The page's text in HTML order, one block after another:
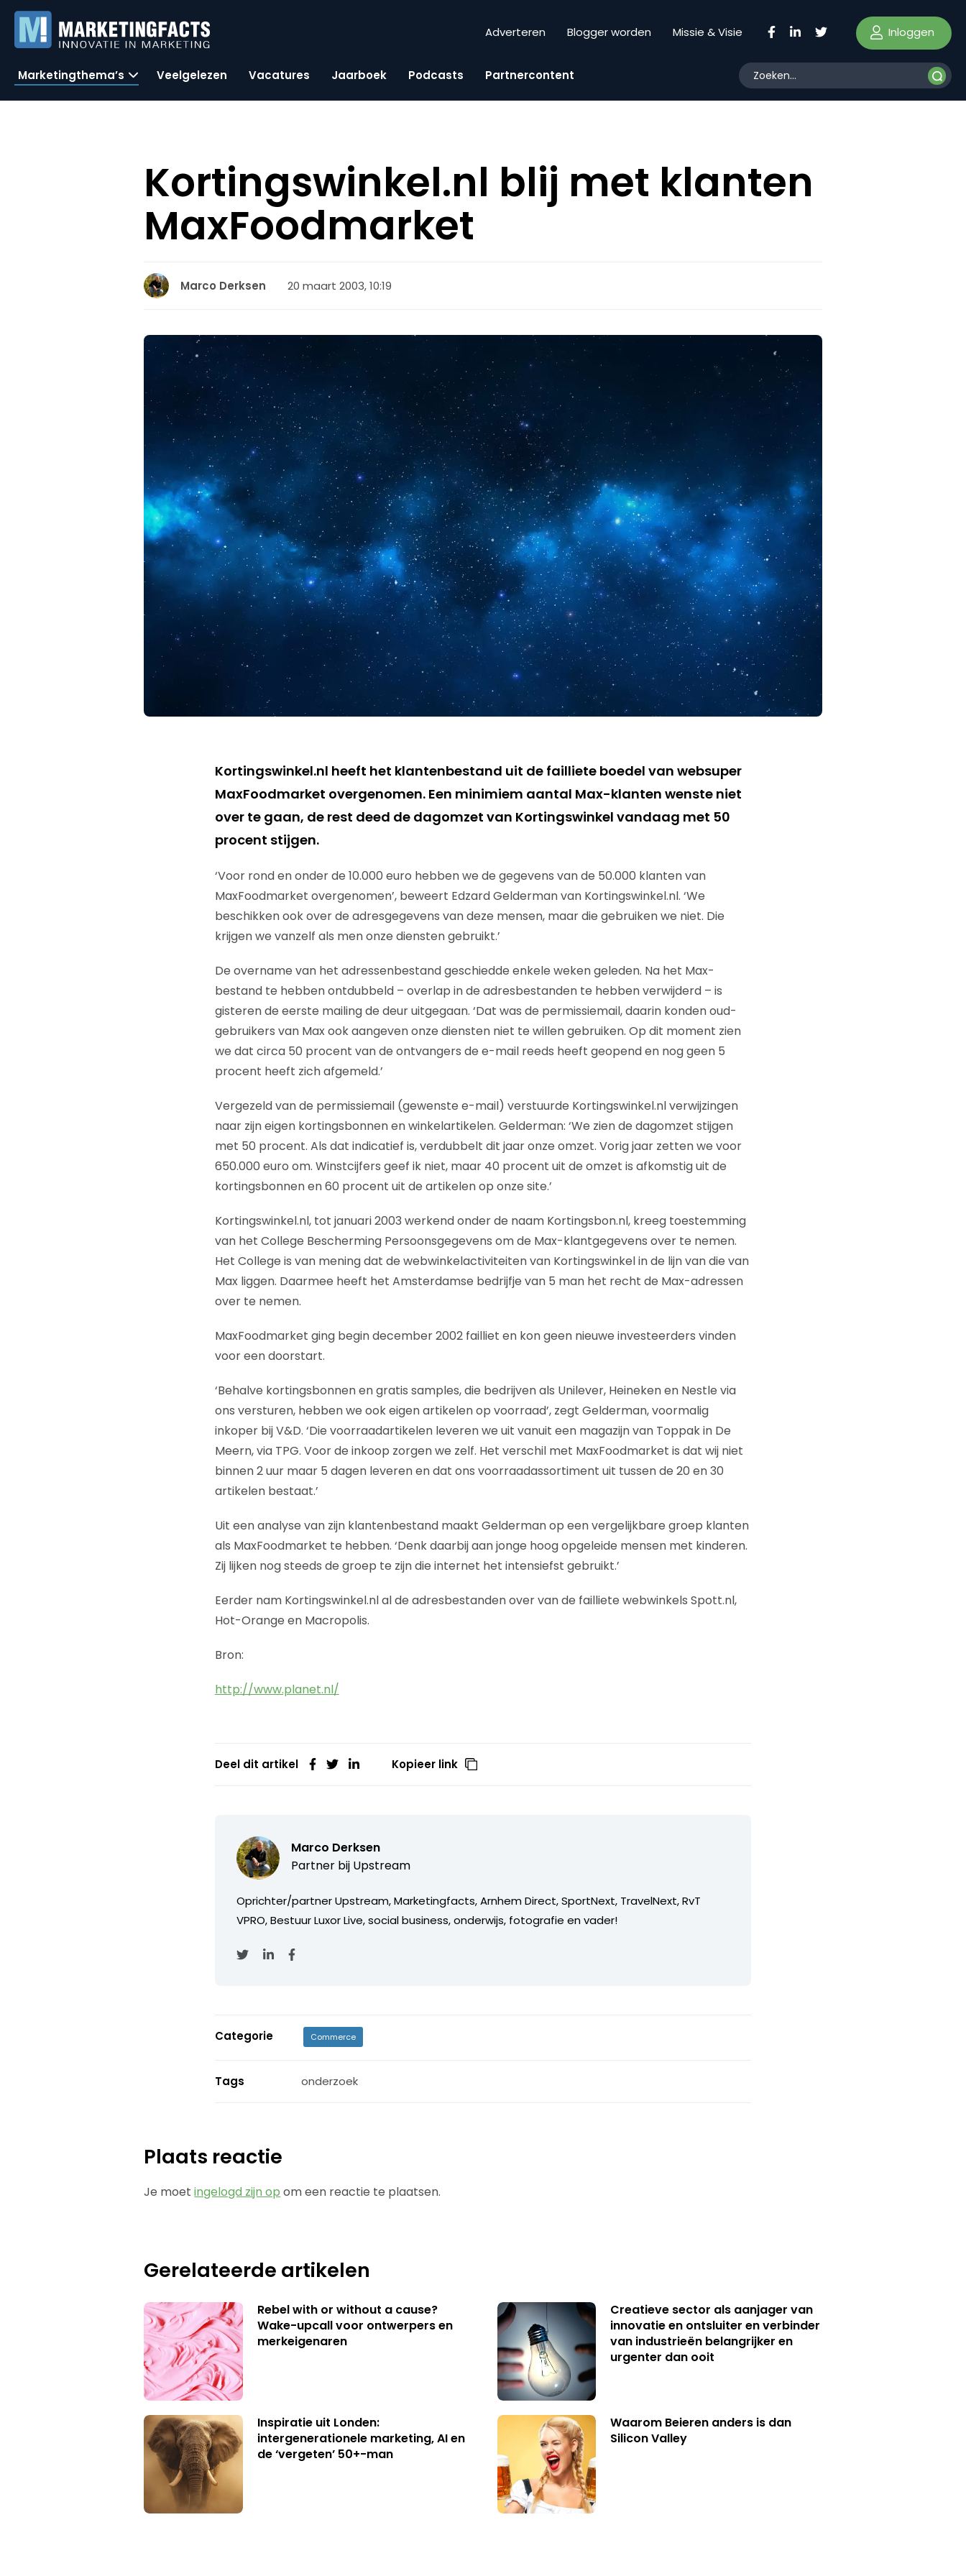
Adverteren Blogger worden Missie & Visie Inloggen
Marketingthema’s Veelgelezen Vacatures Jaarboek Podcasts Partnercontent
Kortingswinkel.nl blij met klanten
MaxFoodmarket
Marco Derksen 20 maart 2003, 10:19
Kortingswinkel.nl heeft het klantenbestand uit de failliete boedel van websuper
MaxFoodmarket overgenomen. Een minimiem aantal Max-klanten wenste niet
over te gaan, de rest deed de dagomzet van Kortingswinkel vandaag met 50
procent stijgen.
‘Voor rond en onder de 10.000 euro hebben we de gegevens van de 50.000 klanten van
MaxFoodmarket overgenomen’, beweert Edzard Gelderman van Kortingswinkel.nl. ‘We
beschikken ook over de adresgegevens van deze mensen, maar die gebruiken we niet. Die
krijgen we vanzelf als men onze diensten gebruikt.’
De overname van het adressenbestand geschiedde enkele weken geleden. Na het Max-
bestand te hebben ontdubbeld – overlap in de adresbestanden te hebben verwijderd – is
gisteren de eerste mailing de deur uitgegaan. ‘Dat was de permissiemail, daarin konden oud-
gebruikers van Max ook aangeven onze diensten niet te willen gebruiken. Op dit moment zien
we dat circa 50 procent van de ontvangers de e-mail reeds heeft geopend en nog geen 5
procent heeft zich afgemeld.’
Vergezeld van de permissiemail (gewenste e-mail) verstuurde Kortingswinkel.nl verwijzingen
naar zijn eigen kortingsbonnen en winkelartikelen. Gelderman: ‘We zien de dagomzet stijgen
met 50 procent. Als dat indicatief is, verdubbelt dit jaar onze omzet. Vorig jaar zetten we voor
650.000 euro om. Winstcijfers geef ik niet, maar 40 procent uit de omzet is afkomstig uit de
kortingsbonnen en 60 procent uit de artikelen op onze site.’
Kortingswinkel.nl, tot januari 2003 werkend onder de naam Kortingsbon.nl, kreeg toestemming
van het College Bescherming Persoonsgegevens om de Max-klantgegevens over te nemen.
Het College is van mening dat de webwinkelactiviteiten van Kortingswinkel in de lijn van die van
Max liggen. Daarmee heeft het Amsterdamse bedrijfje van 5 man het recht de Max-adressen
over te nemen.
MaxFoodmarket ging begin december 2002 failliet en kon geen nieuwe investeerders vinden
voor een doorstart.
‘Behalve kortingsbonnen en gratis samples, die bedrijven als Unilever, Heineken en Nestle via
ons versturen, hebben we ook eigen artikelen op voorraad’, zegt Gelderman, voormalig
inkoper bij V&D. ‘Die voorraadartikelen leveren we uit vanuit een magazijn van Toppak in De
Meern, via TPG. Voor de inkoop zorgen we zelf. Het verschil met MaxFoodmarket is dat wij niet
binnen 2 uur maar 5 dagen leveren en dat ons voorraadassortiment uit tussen de 20 en 30
artikelen bestaat.’
Uit een analyse van zijn klantenbestand maakt Gelderman op een vergelijkbare groep klanten
als MaxFoodmarket te hebben. ‘Denk daarbij aan jonge hoog opgeleide mensen met kinderen.
Zij lijken nog steeds de groep te zijn die internet het intensiefst gebruikt.’
Eerder nam Kortingswinkel.nl al de adresbestanden over van de failliete webwinkels Spott.nl,
Hot-Orange en Macropolis.
Bron:
http://www.planet.nl/
Deel dit artikel Kopieer link
Marco Derksen
Partner bij Upstream
Oprichter/partner Upstream, Marketingfacts, Arnhem Direct, SportNext, TravelNext, RvT
VPRO, Bestuur Luxor Live, social business, onderwijs, fotografie en vader!
Categorie Commerce
Tags onderzoek
Plaats reactie
Je moetingelogd zijn op om een reactie te plaatsen.
Gerelateerde artikelen
Rebel with or without a cause?
Wake-upcall voor ontwerpers en
merkeigenaren
Creatieve sector als aanjager van
innovatie en ontsluiter en verbinder
van industrieën belangrijker en
urgenter dan ooit
Inspiratie uit Londen:
intergenerationele marketing, AI en
de ‘vergeten’ 50+-man
Waarom Beieren anders is dan
Silicon Valley